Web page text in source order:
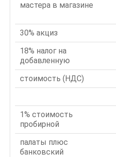
мастера в магазине
30% акциз
18% налог на
добавленную
стоимость (НДС)
1% стоимость
пробирной
палаты плюс
банковский